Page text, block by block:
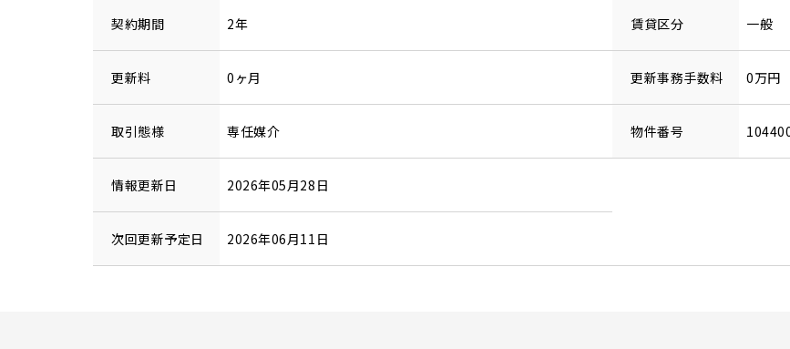
契約期間 2年 賃貸区分 一般
更新料 0ヶ月 更新事務手数料 0万円
取引態様 専任媒介 物件番号
情報更新日 2026年05月28日
次回更新予定日 2026年06月11日